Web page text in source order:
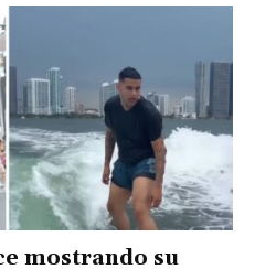
mostrando su